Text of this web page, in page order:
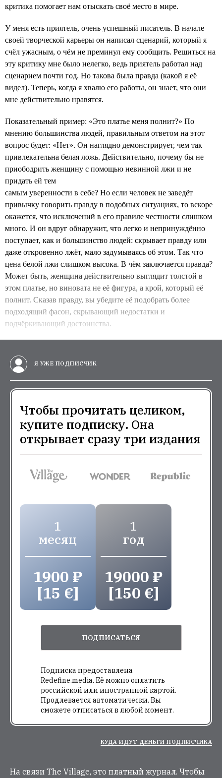
критика помогает нам отыскать своё место в мире.
У меня есть приятель, очень успешный писатель. В начале
своей творческой карьеры он написал сценарий, который я
счёл ужасным, о чём не преминул ему сообщить. Решиться на
эту критику мне было нелегко, ведь приятель работал над
сценарием почти год. Но такова была правда (какой я её
видел). Теперь, когда я хвалю его работы, он знает, что они
мне действительно нравятся.
Показательный пример: «Это платье меня полнит?» По
мнению большинства людей, правильным ответом на этот
вопрос будет: «Нет». Он наглядно демонстрирует, чем так
привлекательна белая ложь. Действительно, почему бы не
приободрить женщину с помощью невинной лжи и не
придать ей тем
самым уверенности в себе? Но если человек не заведёт
привычку говорить правду в подобных ситуациях, то вскоре
окажется, что исключений в его правиле честности слишком
много. И он вдруг обнаружит, что легко и непринуждённо
поступает, как и большинство людей: скрывает правду или
даже откровенно лжёт, мало задумываясь об этом. Так что
цена белой лжи слишком высока. В чём заключается правда?
Может быть, женщина действительно выглядит толстой в
этом платье, но виновата не её фигура, а крой, который её
полнит. Сказав правду, вы убедите её подобрать более
подходящий фасон, скрывающий недостатки и
подчёркивающий достоинства.
Я УЖЕ ПОДПИСЧИК
Чтобы прочитать целиком,
купите подписку. Она
открывает сразу три издания
1
месяц
1900 ₽
[15 €]
1
год
19000 ₽
[150 €]
ПОДПИСАТЬСЯ
Подписка предоставлена
Redefine.media. Её можно оплатить
российской или иностранной картой.
Продлевается автоматически. Вы
сможете отписаться в любой момент.
КУДА ИДУТ ДЕНЬГИ ПОДПИСЧИКА
На связи The Village, это платный журнал. Чтобы